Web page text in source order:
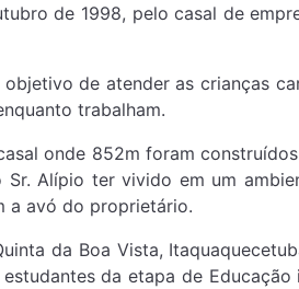
de 1998, pelo casal de
de atender as crianças
trabalham.
onde 852m foram
Alípio ter vivido em um
a avó do proprietário.
da Boa Vista,
da etapa de